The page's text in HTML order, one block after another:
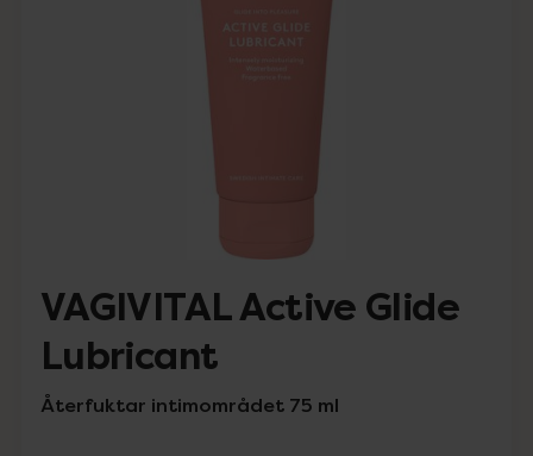
VAGIVITAL Active Glide
Lubricant
Återfuktar intimområdet 75 ml